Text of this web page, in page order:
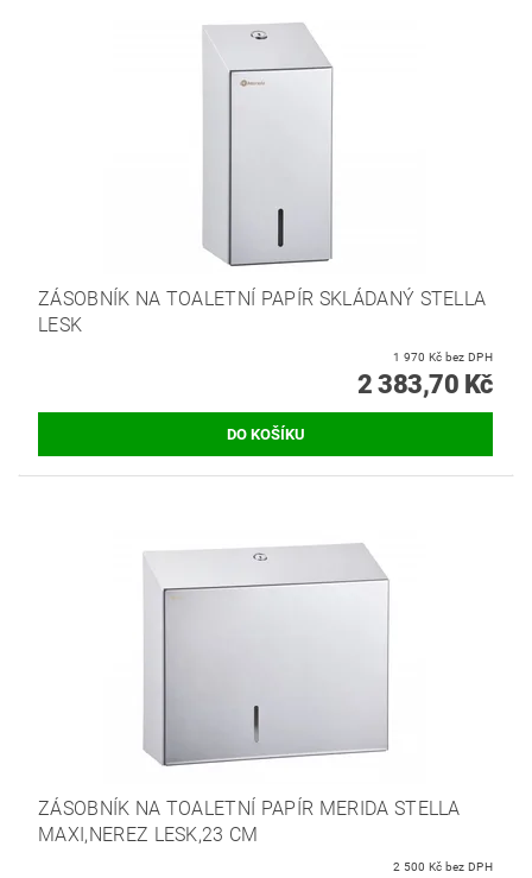
ZÁSOBNÍK NA TOALETNÍ PAPÍR SKLÁDANÝ STELLA
LESK
1 970 Kč bez DPH
2 383,70 Kč
ZÁSOBNÍK NA TOALETNÍ PAPÍR MERIDA STELLA
MAXI,NEREZ LESK,23 CM
2 500 Kč bez DPH